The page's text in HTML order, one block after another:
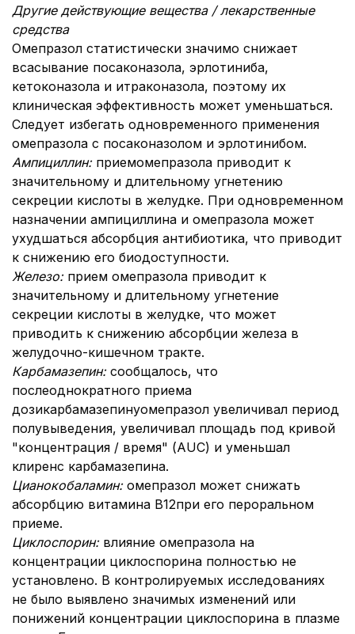
Другие действующие вещества / лекарственные
средства
Омепразол статистически значимо снижает
всасывание посаконазола, эрлотиниба,
кетоконазола и итраконазола, поэтому их
клиническая эффективность может уменьшаться.
Следует избегать одновременного применения
омепразола с посаконазолом и эрлотинибом.
Ампициллин: приемомепразола приводит к
значительному и длительному угнетению
секреции кислоты в желудке. При одновременном
назначении ампициллина и омепразола может
ухудшаться абсорбция антибиотика, что приводит
к снижению его биодоступности.
Железо: прием омепразола приводит к
значительному и длительному угнетение
секреции кислоты в желудке, что может
приводить к снижению абсорбции железа в
желудочно-кишечном тракте.
Карбамазепин: сообщалось, что
послеоднократного приема
дозикарбамазепинуомепразол увеличивал период
полувыведения, увеличивал площадь под кривой
"концентрация / время" (AUC) и уменьшал
клиренс карбамазепина.
Цианокобаламин: омепразол может снижать
абсорбцию витамина В12при его пероральном
приеме.
Циклоспорин: влияние омепразола на
концентрации циклоспорина полностью не
установлено. В контролируемых исследованиях
не было выявлено значимых изменений или
понижений концентрации циклоспорина в плазме